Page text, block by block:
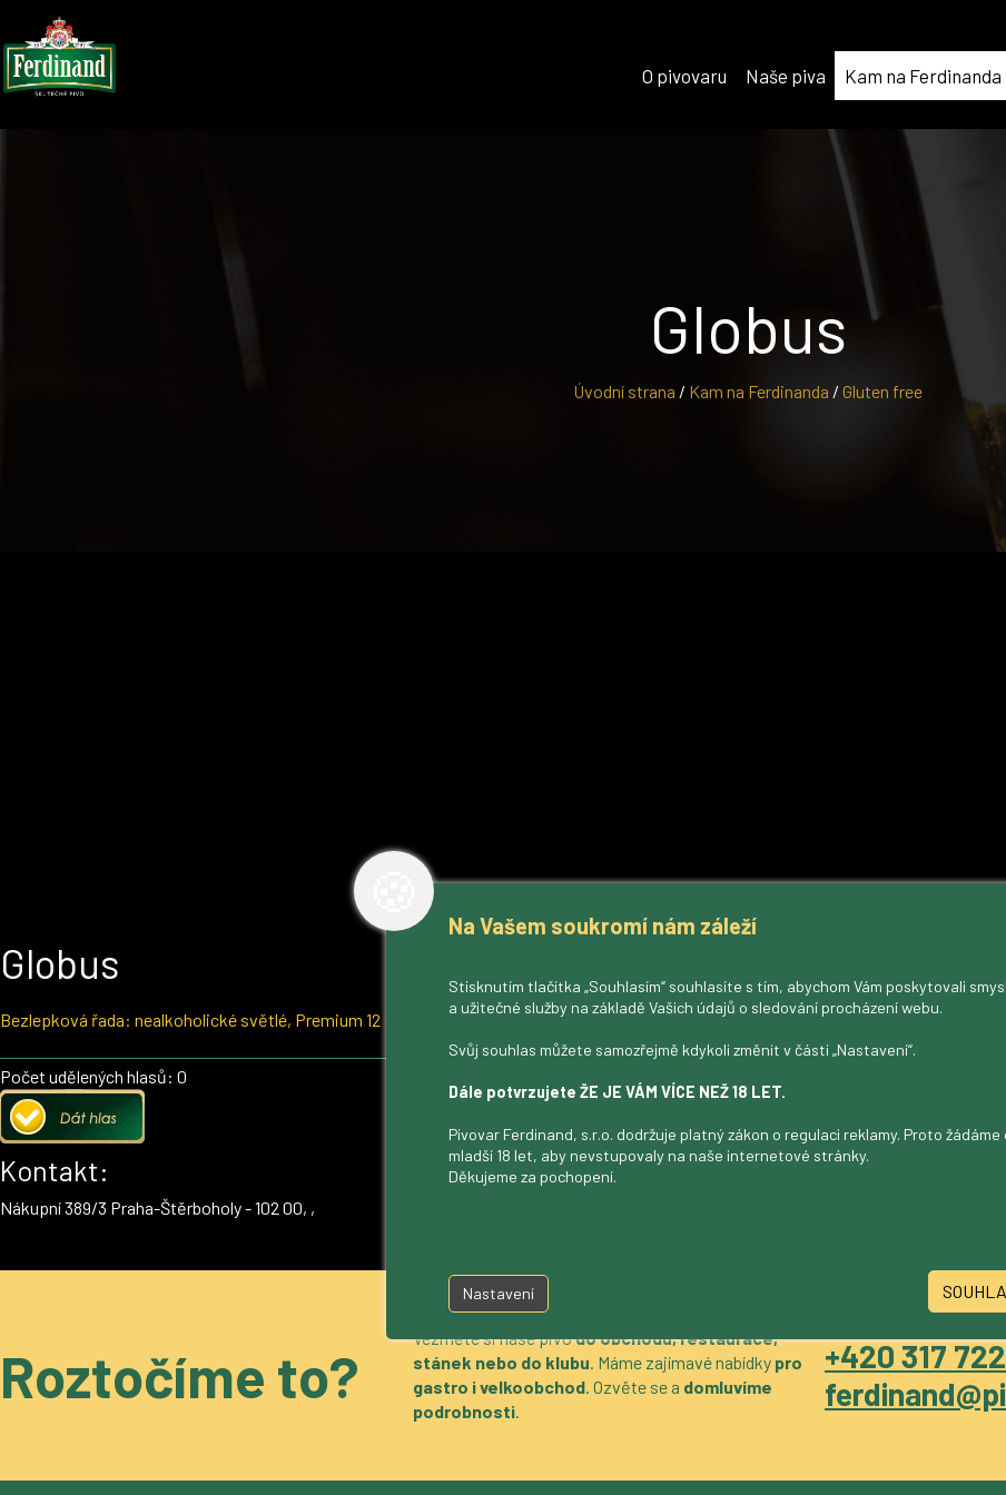
Na Vašem soukromí nám záleží
Stisknutím tlačítka „Souhlasím“ souhlasíte s tím, abychom Vám poskytovali
a užitečné služby na základě Vašich údajů o sledování procházení webu.
Svůj souhlas můžete samozřejmě kdykoli změnit v části „Nastavení“.
Dále potvrzujete ŽE JE VÁM VÍCE NEŽ 18 LET.
Pivovar Ferdinand, s.r.o. dodržuje platný zákon o regulaci reklamy. Proto žádáme
mladší 18 let, aby nevstupovaly na naše internetové stránky.
Děkujeme za pochopení.
Nastavení
O pivovaru Naše piva Kam na Ferdinanda
Úvodní strana / Kam na Ferdinanda / Gluten free
Globus
Globus
Bezlepková řada: nealkoholické světlé, Premium 12 %, polotmavé Sedm kulí 13 %
Počet udělených hlasů: 0
Kontakt:
Nákupní 389/3 Praha-Štěrboholy - 102 00, ,
Roztočíme to?
Vezměte si naše pivodo obchodu, restaurace,
stánek nebo do klubu. Máme zajímavé nabídky pro
gastro i velkoobchod. Ozvěte se a domluvíme
podrobnosti.
+420 317 722